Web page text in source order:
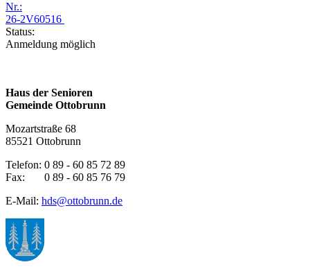
Nr.:
26-2V60516
Status:
Anmeldung möglich
Haus der Senioren
Gemeinde Ottobrunn
Mozartstraße 68
85521 Ottobrunn
Telefon: 0 89 - 60 85 72 89
Fax: 0 89 - 60 85 76 79
E-Mail: hds@ottobrunn.de